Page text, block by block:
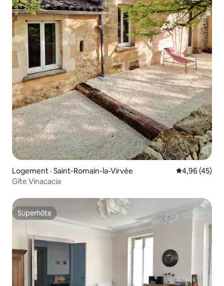
Logement · Saint-Romain-la-Virvée Note
4,96 (45)
Gîte Vinacacia
Superhôte
Superhôte